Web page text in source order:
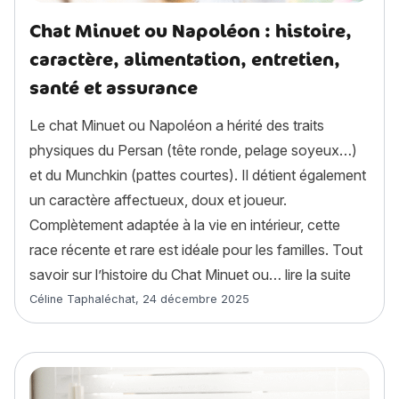
Chat Minuet ou Napoléon : histoire,
caractère, alimentation, entretien,
santé et assurance
Le chat Minuet ou Napoléon a hérité des traits
physiques du Persan (tête ronde, pelage soyeux…)
et du Munchkin (pattes courtes). Il détient également
un caractère affectueux, doux et joueur.
Complètement adaptée à la vie en intérieur, cette
race récente et rare est idéale pour les familles. Tout
savoir sur l’histoire du Chat Minuet ou… lire la suite
Article rédigé par
Céline Taphaléchat, 24 décembre 2025